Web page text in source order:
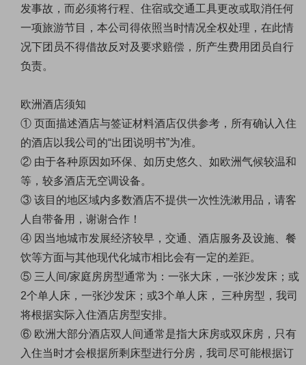
发事故，而必须将行程、住宿或交通工具更改或取消任何
一项旅游节目，本公司得依照当时情况全权处理，在此情
况下团员不得借故反对及要求赔偿，所产生费用团员自行
负责。
欧洲酒店须知
① 页面描述酒店与签证材料酒店仅供参考，所有确认入住
的酒店以我公司的“出团说明书”为准。
② 由于各种原因如环保、如历史悠久、如欧洲气候较温和
等，较多酒店无空调设备。
③ 该目的地区域内多数酒店不提供一次性洗漱用品，请客
人自带备用，谢谢合作！
④ 因当地城市发展经济较早，交通、酒店服务及设施、餐
饮等方面与其他现代化城市相比会有一定的差距。
⑤ 三人间/家庭房房型通常为：一张大床，一张沙发床；或
2个单人床，一张沙发床；或3个单人床， 三种房型，我司
将根据实际入住酒店房型安排。
⑥ 欧洲大部分酒店双人间通常是指大床房或双床房，只有
入住当时才会根据所剩床型进行分房，我司尽可能根据订